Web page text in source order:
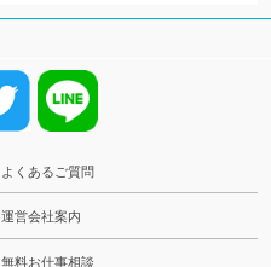
よくあるご質問
運営会社案内
無料お仕事相談